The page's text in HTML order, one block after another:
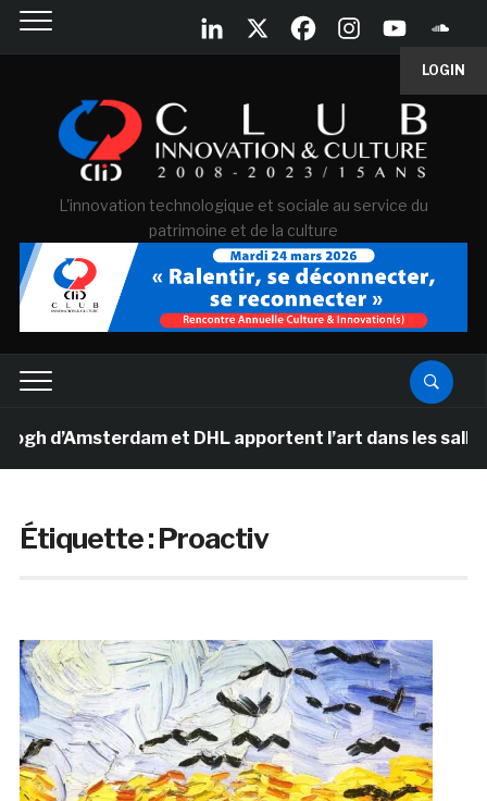
LOGIN
L'innovation technologique et sociale au service du
patrimoine et de la culture
d’Amsterdam et DHL apportent l’art dans les salles
Étiquette :Proactiv